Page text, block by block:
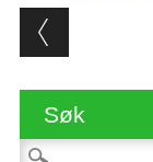
Post
Søk
Søk etter: